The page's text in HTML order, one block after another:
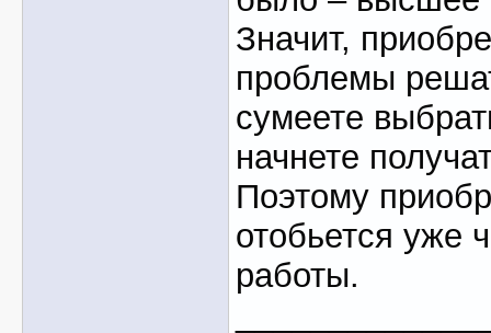
Значит,
проблемы
сумеете
начнете
Поэтому
отобьется уже
работы.